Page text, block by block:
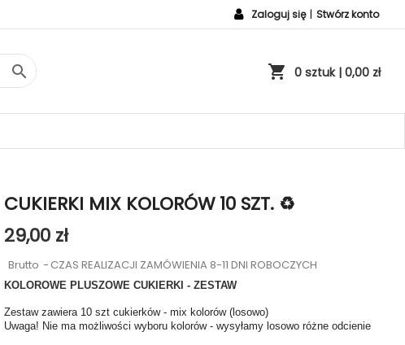
Zaloguj się | Stwórz konto
 shopping_cart 0 sztuk| 0,00 zł
CUKIERKI MIX KOLORÓW 10 SZT. ♻️
29,00 zł
Brutto CZAS REALIZACJI ZAMÓWIENIA 8-11 DNI ROBOCZYCH
KOLOROWE PLUSZOWE CUKIERKI - ZESTAW
Zestaw zawiera 10 szt cukierków - mix kolorów (losowo)
Uwaga! Nie ma możliwości wyboru kolorów - wysyłamy losowo różne odcienie